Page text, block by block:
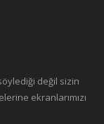
değil sizin
ekranlarımızı